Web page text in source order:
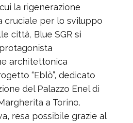
la rigenerazione
cruciale per lo sviluppo
città, Blue SGR si
architettonica
“Eblò”, dedicato
del Palazzo Enel di
a Torino.
resa possibile grazie al